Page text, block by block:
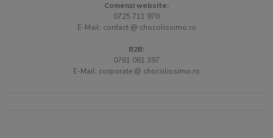
Comenzi website:
0725 711 970
E-Mail: contact @ chocolissimo.ro
B2B:
0761 061 397
E-Mail: corporate @ chocolissimo.ro